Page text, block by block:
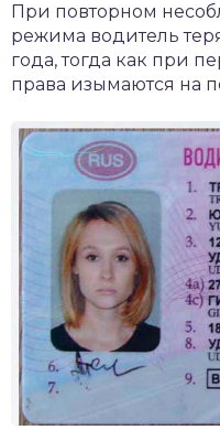
При повторном
режима водитель
года, тогда как при
права изымаются на